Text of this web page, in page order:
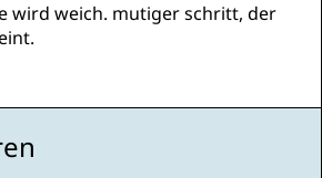
wird weich. mutiger schritt, der